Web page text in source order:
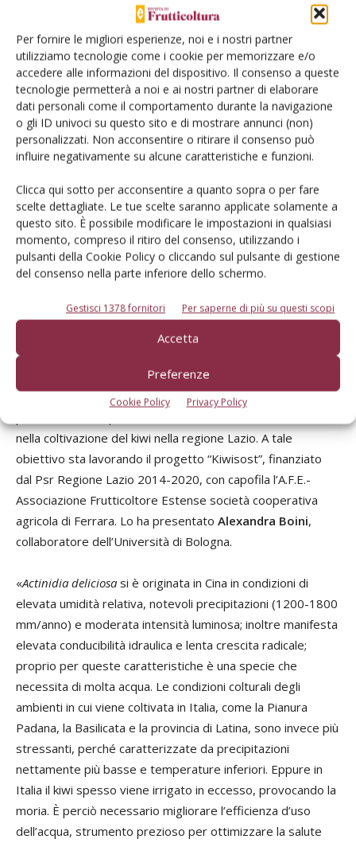
Per fornire le migliori esperienze, noi e i nostri partner
utilizziamo tecnologie come i cookie per memorizzare e/o
accedere alle informazioni del dispositivo. Il consenso a queste
tecnologie permetterà a noi e ai nostri partner di elaborare
dati personali come il comportamento durante la navigazione
o gli ID univoci su questo sito e di mostrare annunci (non)
personalizzati. Non acconsentire o ritirare il consenso può
influire negativamente su alcune caratteristiche e funzioni.
Clicca qui sotto per acconsentire a quanto sopra o per fare
scelte dettagliate. Le tue scelte saranno applicate solamente a
questo sito. È possibile modificare le impostazioni in qualsiasi
momento, compreso il ritiro del consenso, utilizzando i
pulsanti della Cookie Policy o cliccando sul pulsante di gestione
del consenso nella parte inferiore dello schermo.
Gestisci 1378 fornitori Per saperne di più su questi scopi
Accetta
Preferenze
Cookie Policy Privacy Policy
che consentano la corretta definizione del fabbisogno
idrico e la completa automazione del sistema di
microirrigazione. Attraverso sensori, che misurano e
trasmettono, in maniera wireless e a basso consumo, il
potenziale matriciale del suolo (cioè la disponibilità di acqua
trattenuta nel suolo, misura spazialmente più omogenea
rispetto al contenuto di acqua del suolo), viene identificato
il fabbisogno idrico delle piante. I dati vengono letti
automaticamente da un’unità di controllo, una centralina di
raccolta dati che, secondo un algoritmo sviluppato nel
progetto, attiva un sistema di irrigazione localizzato dove
e quando è necessario. Tutti i dati sono disponibili in
remoto tramite interfaccia web».
Kiwisost, per migliorare la gestione
delle risorse idriche nel Lazio
Introdurre innovazioni nelle pratiche agronomiche per
nella coltivazione del kiwi nella regione Lazio. A tale
obiettivo sta lavorando il progetto “Kiwisost”, finanziato
dal Psr Regione Lazio 2014-2020, con capofila l’A.F.E.-
Associazione Frutticoltore Estense società cooperativa
agricola di Ferrara. Lo ha presentato Alexandra Boini,
collaboratore dell’Università di Bologna.
«Actinidia deliciosa si è originata in Cina in condizioni di
elevata umidità relativa, notevoli precipitazioni (1200-1800
mm/anno) e moderata intensità luminosa; inoltre manifesta
elevata conducibilità idraulica e lenta crescita radicale;
proprio per queste caratteristiche è una specie che
necessita di molta acqua. Le condizioni colturali degli
ambienti in cui viene coltivata in Italia, come la Pianura
Padana, la Basilicata e la provincia di Latina, sono invece più
stressanti, perché caratterizzate da precipitazioni
nettamente più basse e temperature inferiori. Eppure in
Italia il kiwi spesso viene irrigato in eccesso, provocando la
moria. È perciò necessario migliorare l’efficienza d’uso
dell’acqua, strumento prezioso per ottimizzare la salute